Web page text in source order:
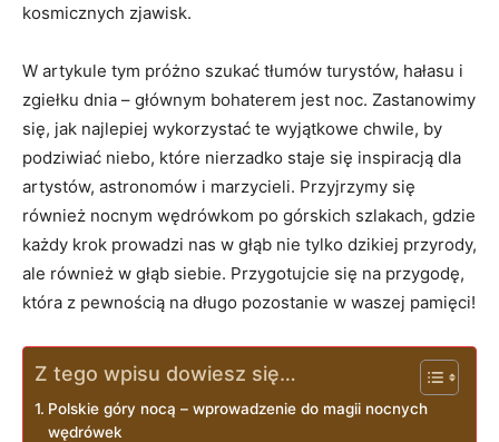
kosmicznych zjawisk.
W artykule tym próżno szukać tłumów turystów, hałasu i
zgiełku dnia – głównym bohaterem jest noc. Zastanowimy
się, jak najlepiej wykorzystać te wyjątkowe chwile, by
podziwiać niebo, które nierzadko staje się inspiracją dla
artystów, astronomów i marzycieli. Przyjrzymy się
również nocnym wędrówkom po górskich szlakach, gdzie
każdy krok prowadzi nas w głąb nie tylko dzikiej ​przyrody,
ale również w głąb ​siebie.‌ Przygotujcie się na przygodę,
która z ⁣pewnością na długo pozostanie w waszej pamięci!
Z tego wpisu dowiesz się…
Polskie ‍góry nocą – wprowadzenie do magii nocnych
wędrówek